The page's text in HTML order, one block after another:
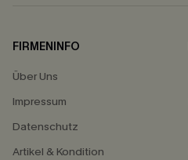
FIRMENINFO
Über Uns
Impressum
Datenschutz
Artikel & Kondition